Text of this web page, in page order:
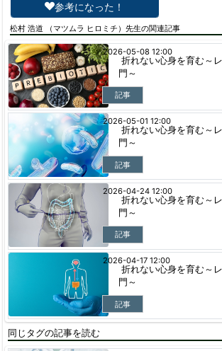
参考になった！
松村 浩道 （マツムラ ヒロミチ）先生の関連記事
折れない心身を育む～
門～
記事
2026-05-08 12:00
折れない心身を育む～
門～
記事
2026-05-01 12:00
折れない心身を育む～
門～
記事
2026-04-24 12:00
折れない心身を育む～
門～
記事
2026-04-17 12:00
同じタグの記事を読む